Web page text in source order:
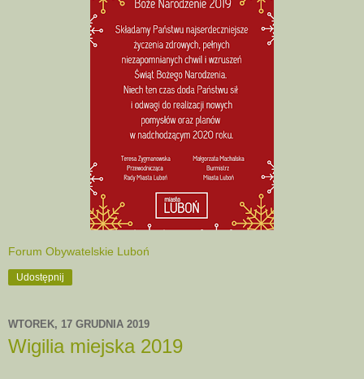
Forum Obywatelskie Luboń
Udostępnij
WTOREK, 17 GRUDNIA 2019
Wigilia miejska 2019